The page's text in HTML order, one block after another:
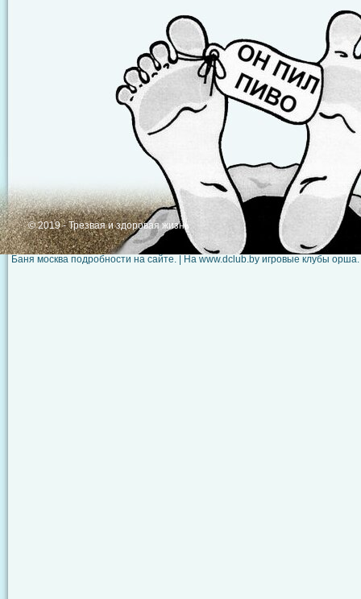
© 2019 - Трезвая и здоровая жизнь
Баня москва подробности на сайте. | На www.dclub.byигровые клубы орша.